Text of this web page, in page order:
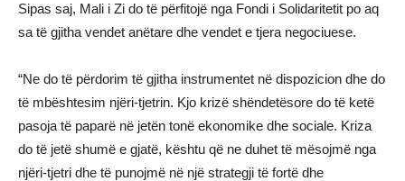
Sipas saj, Mali i Zi do të përfitojë nga Fondi i Solidaritetit po aq
sa të gjitha vendet anëtare dhe vendet e tjera negociuese.
“Ne do të përdorim të gjitha instrumentet në dispozicion dhe do
të mbështesim njëri-tjetrin. Kjo krizë shëndetësore do të ketë
pasoja të paparë në jetën tonë ekonomike dhe sociale. Kriza
do të jetë shumë e gjatë, kështu që ne duhet të mësojmë nga
njëri-tjetri dhe të punojmë në një strategji të fortë dhe